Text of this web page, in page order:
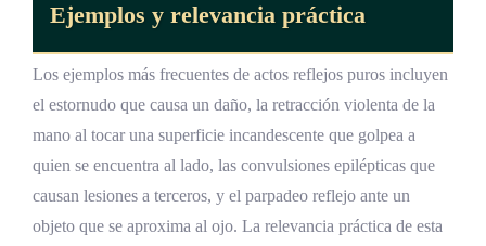
Ejemplos y relevancia práctica
Los ejemplos más frecuentes de actos reflejos puros incluyen
el estornudo que causa un daño, la retracción violenta de la
mano al tocar una superficie incandescente que golpea a
quien se encuentra al lado, las convulsiones epilépticas que
causan lesiones a terceros, y el parpadeo reflejo ante un
objeto que se aproxima al ojo. La relevancia práctica de esta